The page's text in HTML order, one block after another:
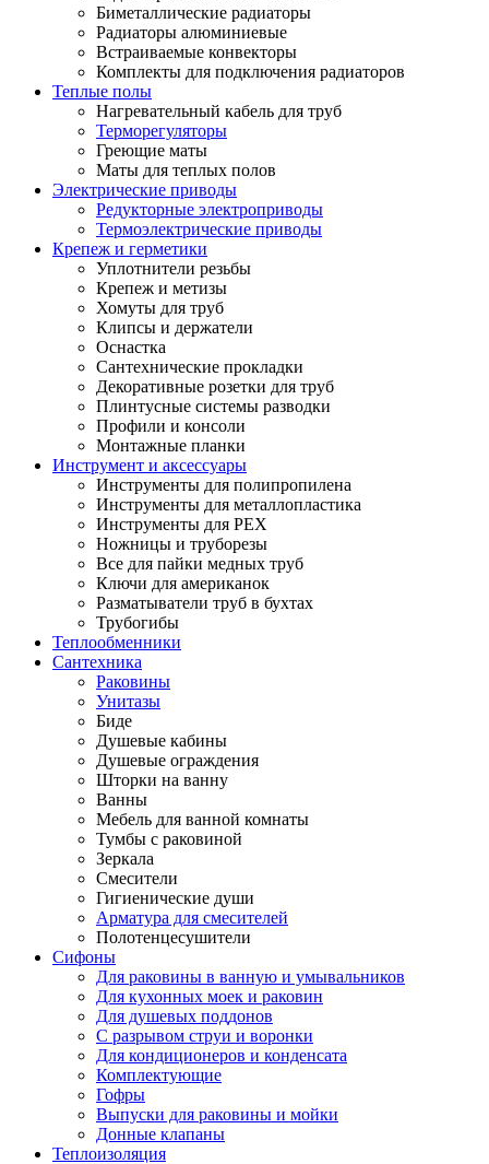
Биметаллические радиаторы
Радиаторы алюминиевые
Встраиваемые конвекторы
Комплекты для подключения радиаторов
Теплые полы
Нагревательный кабель для труб
Терморегуляторы
Греющие маты
Маты для теплых полов
Электрические приводы
Редукторные электроприводы
Термоэлектрические приводы
Крепеж и герметики
Уплотнители резьбы
Крепеж и метизы
Хомуты для труб
Клипсы и держатели
Оснастка
Сантехнические прокладки
Декоративные розетки для труб
Плинтусные системы разводки
Профили и консоли
Монтажные планки
Инструмент и аксессуары
Инструменты для полипропилена
Инструменты для металлопластика
Инструменты для PEX
Ножницы и труборезы
Все для пайки медных труб
Ключи для американок
Разматыватели труб в бухтах
Трубогибы
Теплообменники
Сантехника
Раковины
Унитазы
Биде
Душевые кабины
Душевые ограждения
Шторки на ванну
Ванны
Мебель для ванной комнаты
Тумбы с раковиной
Зеркала
Смесители
Гигиенические души
Арматура для смесителей
Полотенцесушители
Сифоны
Для раковины в ванную и умывальников
Для кухонных моек и раковин
Для душевых поддонов
С разрывом струи и воронки
Для кондиционеров и конденсата
Комплектующие
Гофры
Выпуски для раковины и мойки
Донные клапаны
Теплоизоляция